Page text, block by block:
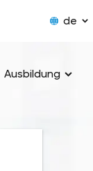
de
Ausbildung